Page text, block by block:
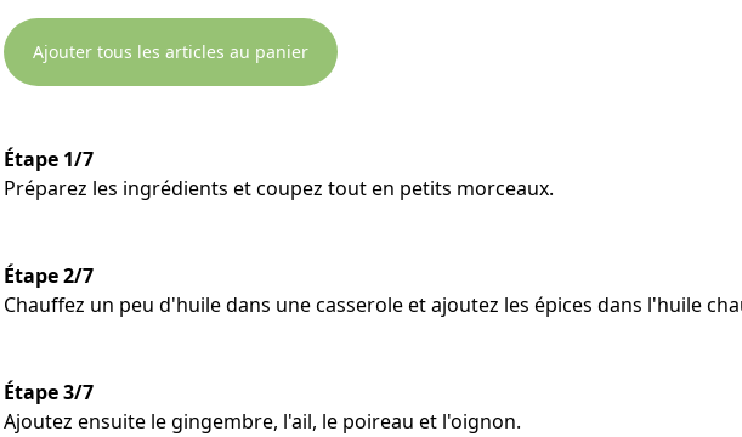
Ajouter tous les articles au panier
Étape 1/7
Préparez les ingrédients et coupez tout en petits morceaux.
Étape 2/7
Chauffez un peu d'huile dans une casserole et ajoutez les épices dans l'huile
Étape 3/7
Ajoutez ensuite le gingembre, l'ail, le poireau et l'oignon.